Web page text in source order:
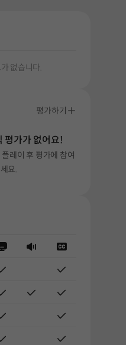
없습니다.
평가하기
평가가 없어요!
플레이 후 평가에 참여
요.